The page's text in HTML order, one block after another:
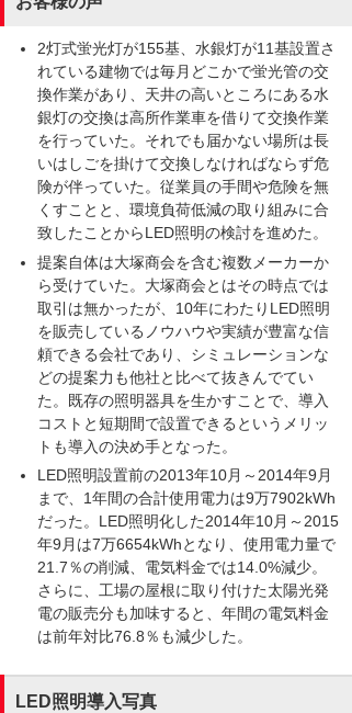
2灯式蛍光灯が155基、水銀灯が11基設置さ
れている建物では毎月どこかで蛍光管の交
換作業があり、天井の高いところにある水
銀灯の交換は高所作業車を借りて交換作業
を行っていた。それでも届かない場所は長
いはしごを掛けて交換しなければならず危
険が伴っていた。従業員の手間や危険を無
くすことと、環境負荷低減の取り組みに合
致したことからLED照明の検討を進めた。
提案自体は大塚商会を含む複数メーカーか
ら受けていた。大塚商会とはその時点では
取引は無かったが、10年にわたりLED照明
を販売しているノウハウや実績が豊富な信
頼できる会社であり、シミュレーションな
どの提案力も他社と比べて抜きんでてい
た。既存の照明器具を生かすことで、導入
コストと短期間で設置できるというメリッ
トも導入の決め手となった。
LED照明設置前の2013年10月～2014年9月
まで、1年間の合計使用電力は9万7902kWh
だった。LED照明化した2014年10月～2015
年9月は7万6654kWhとなり、使用電力量で
21.7％の削減、電気料金では14.0%減少。
さらに、工場の屋根に取り付けた太陽光発
電の販売分も加味すると、年間の電気料金
は前年対比76.8％も減少した。
LED照明導入写真